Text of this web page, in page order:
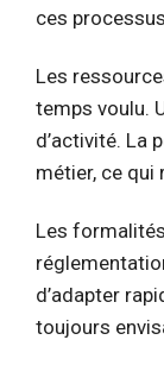
ces
Les
temps voulu.
d’activité. La
métier, ce qui
Les
d’adapter
toujours